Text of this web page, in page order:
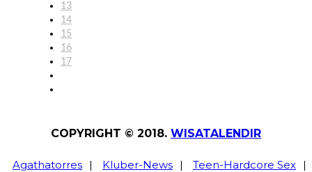
13
14
15
16
17
COPYRIGHT © 2018. WISATALENDIR
Agathatorres | Kluber-News | Teen-Hardcore Sex |